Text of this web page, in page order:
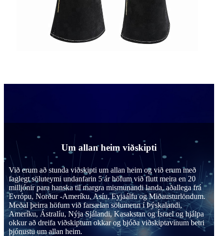
Um allan heim viðskipti
Við erum að stunda viðskipti um allan heim og við erum með
faglegt söluteymi undanfarin 5 ár höfum við flutt meira en 20
milljónir para hanska til margra mismunandi landa, aðallega frá
Evrópu, Norður -Ameríku, Asíu, Eyjaálfu og Miðausturlöndum.
Meðal þeirra höfum við farsælan sölumenn í Þýskalandi,
Ameríku, Ástralíu, Nýja Sjálandi, Kasakstan og Ísrael og hjálpa
okkur að dreifa viðskiptum okkar og bjóða viðskiptavinum betri
þjónustu um allan heim.